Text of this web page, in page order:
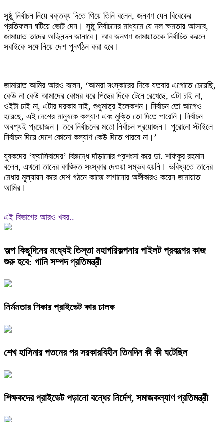
সুষ্ঠু নির্বাচন নিয়ে বক্তব্য দিতে গিয়ে তিনি বলেন, জনগণ যেন বিবেকের
প্রতিফলন ঘটিয়ে ভোট দেন। সুষ্ঠু নির্বাচনের মাধ্যমে যে দল ক্ষমতায় আসবে,
জামায়াত তাদের অভিনন্দন জানাবে। আর জনগণ জামায়াতকে নির্বাচিত করলে
সবাইকে সঙ্গে নিয়ে দেশ পুনর্গঠন করা হবে।
জামায়াত আমির আরও বলেন, ‘আমরা সংস্কারের দিকে যতবার এগোতে চেয়েছি,
কেউ না কেউ আমাদের কোমর ধরে পিছের দিকে টেনে রেখেছে, এটা চাই না,
ওইটা চাই না, এটার দরকার নাই, শুধুমাত্র ইলেকশন। নির্বাচন তো আগেও
হয়েছে, এই দেশের মানুষকে কল্যাণ এবং মুক্তি তো দিতে পারেনি। নির্বাচন
অবশ্যই প্রয়োজন। তবে নির্বাচনের মতো নির্বাচন প্রয়োজন। পুরোনো স্টাইলে
নির্বাচন দিয়ে দেশে কোনো কল্যাণ কেউ দিতে পারবে না।’
যুবকদের ‘ফ্যাসিবাদের’ বিরুদ্ধে দাঁড়ানোর প্রশংসা করে ডা. শফিকুর রহমান
বলেন, এখনো তাদের কাঙ্ক্ষিত সংস্কার দেওয়া সম্ভব হয়নি। ভবিষ্যতে তাদের
মেধার মূল্যায়ন করে দেশ গঠনে কাজে লাগানোর অঙ্গীকারও করেন জামায়াত
আমির।
এই বিভাগের আরও খবর..
অল্প কিছুদিনের মধ্যেই তিস্তা মহাপরিকল্পনার পাইলট প্রকল্পের কাজ
শুরু হবে: পানি সম্পদ প্রতিমন্ত্রী
নির্মমতার শিকার প্রাইভেট কার চালক
শেখ হাসিনার পতনের পর সরকারবিহীন তিনদিন কী কী ঘটেছিল
শিক্ষকদের প্রাইভেট পড়ানো বন্ধের নির্দেশ, সমাজকল্যাণ প্রতিমন্ত্রী